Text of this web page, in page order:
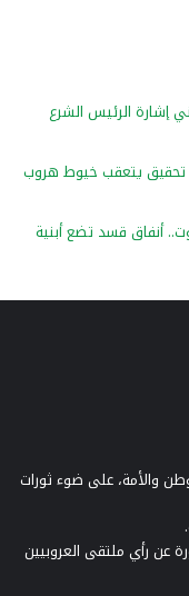
إشارة الرئيس الشرع
تحقيق يتعقب خيوط هروب
أنفاق قسد تضع أبنية
والأمة، على ضوء ثورات
عن رأي ملتقى العروبيين